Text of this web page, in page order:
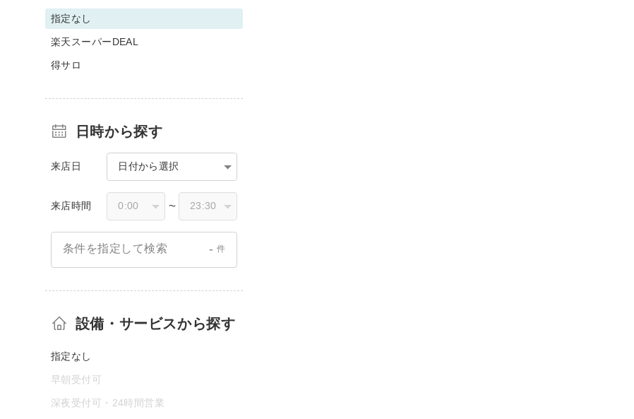
指定なし
楽天スーパーDEAL
得サロ
日時から探す
来店日 日付から選択
来店時間 〜
条件を指定して検索 - 件
設備・サービスから探す
指定なし
早朝受付可
深夜受付可・24時間営業